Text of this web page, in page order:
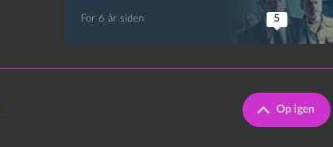
For 6 år siden 5
Op igen